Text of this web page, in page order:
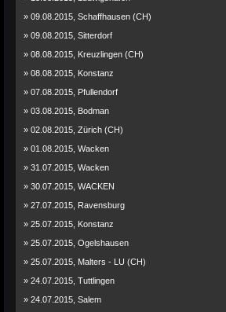
» 09.08.2015, Schaffhausen (CH)
» 09.08.2015, Sitterdorf
» 08.08.2015, Kreuzlingen (CH)
» 08.08.2015, Konstanz
» 07.08.2015, Pfullendorf
» 03.08.2015, Bodman
» 02.08.2015, Zürich (CH)
» 01.08.2015, Wacken
» 31.07.2015, Wacken
» 30.07.2015, WACKEN
» 27.07.2015, Ravensburg
» 25.07.2015, Konstanz
» 25.07.2015, Ogelshausen
» 25.07.2015, Malters - LU (CH)
» 24.07.2015, Tuttlingen
» 24.07.2015, Salem